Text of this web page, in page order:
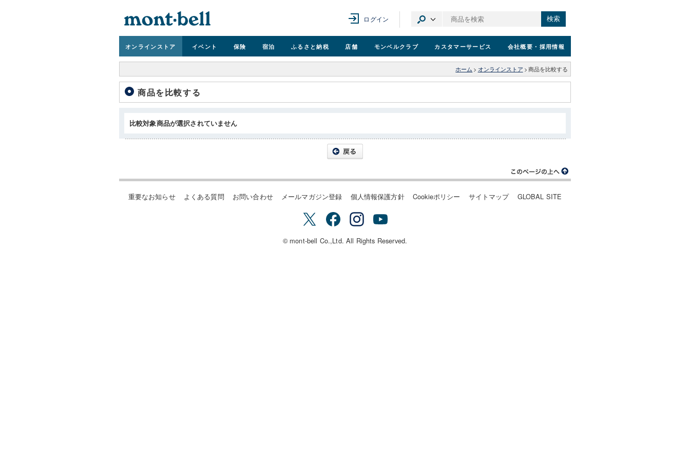
ログイン 検索
オンラインストア イベント 保険 宿泊 ふるさと納税 店舗 モンベルクラブ カスタマーサービス 会社概要 ・採用情報
ホーム > オンラインストア > 商品を比較する
商品を比較する
比較対象商品が選択されていません
重要なお知らせ よくある質問 お問い合わせ メールマガジン登録 個人情報保護方針 Cookieポリシー サイトマップ GLOBAL SITE
© mont-bell Co.,Ltd. All Rights Reserved.